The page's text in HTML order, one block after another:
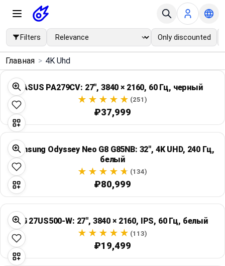
Filters Only discounted
Menu ×
Home
Search
Price Drops
Categories
Brands
Global Price Tracker
Blog
Главная > 4K Uhd
ASUS PA279CV: 27", 3840 × 2160, 60 Гц, черный
(251)
₽37,999
Samsung Odyssey Neo G8 G85NB: 32", 4K UHD, 240 Гц,
белый
(134)
₽80,999
LG 27US500-W: 27", 3840 × 2160, IPS, 60 Гц, белый
(113)
₽19,499